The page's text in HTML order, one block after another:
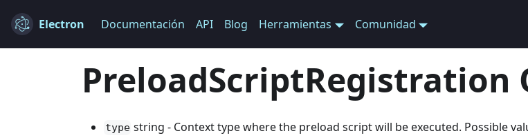
Electron Documentación API Blog Herramientas Comunidad
PreloadScriptRegistration
type string - Context type where the preload script will be executed. Possible